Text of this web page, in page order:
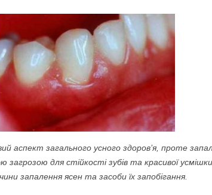
аспект загального усного здоров’я, проте
для стійкості зубів та красивої
запалення ясен та засоби їх запобігання.